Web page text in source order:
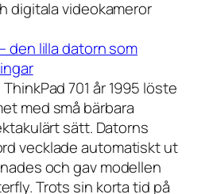
digitala videokameror
den lilla datorn som
701 år 1995 löste
med små bärbara
sätt. Datorns
vecklade automatiskt ut
och gav modellen
Trots sin korta tid på